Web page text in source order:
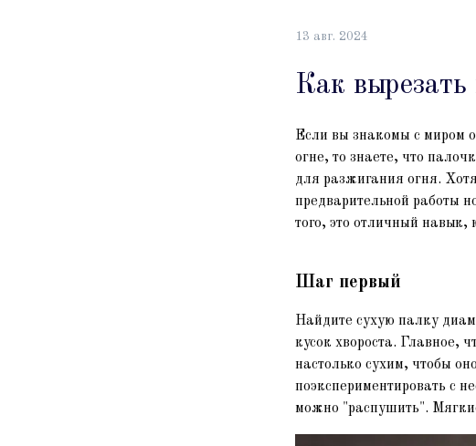
13 авг. 2024
Как
Если вы знакомы с миром
огне, то знаете, что
для разжигания огня.
предварительной работы
того, это отличный
Шаг первый
Найдите сухую палку
кусок хвороста. Главное,
настолько сухим, чтобы
поэкспериментировать с
можно "распушить".